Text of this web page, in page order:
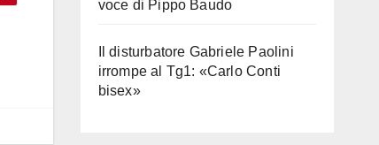
voce di Pippo Baudo
Il disturbatore Gabriele Paolini
irrompe al Tg1: «Carlo Conti
bisex»